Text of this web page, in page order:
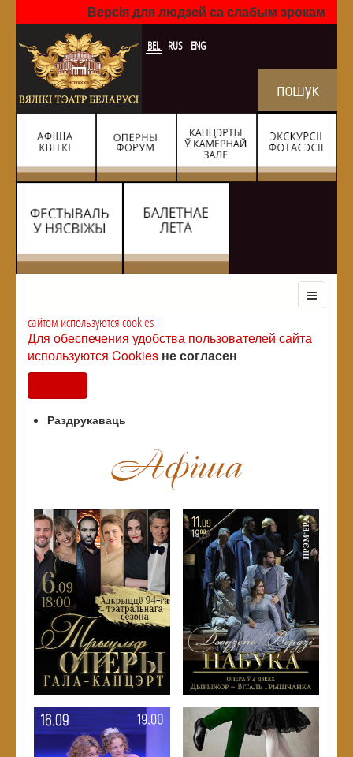
Версія для людзей са слабым зрокам
BEL RUS ENG
сайтом используются cookies
Для обеспечения удобства пользователей сайта
используются Cookies не согласен
Раздрукаваць